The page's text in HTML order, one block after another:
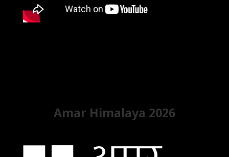
Amar Himalaya 2026